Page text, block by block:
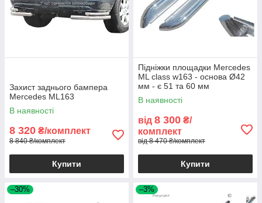
Захист заднього бампера
Mercedes ML163
В наявності
8 320 ₴/комплект
8 840 ₴/комплект
Купити
Підніжки площадки Mercedes
ML class w163 - основа Ø42
мм - є 51 та 60 мм
В наявності
від 8 300 ₴/
комплект
від 8 470 ₴/комплект
Купити
–30% –3%